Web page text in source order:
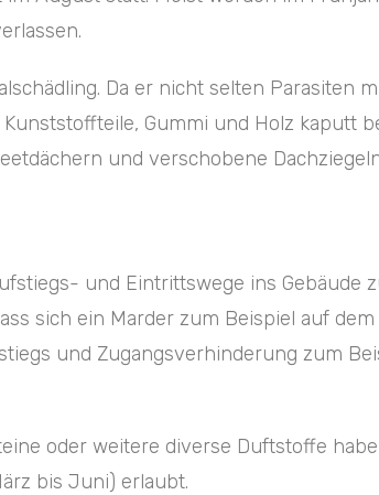
Da er nicht selten
Gummi und Holz kaputt
und verschobene
und Eintrittswege ins
sich ein Marder zum Beispiel auf
und Zugangsverhinderung zum
oder weitere diverse Duftstoffe
bis Juni) erlaubt.